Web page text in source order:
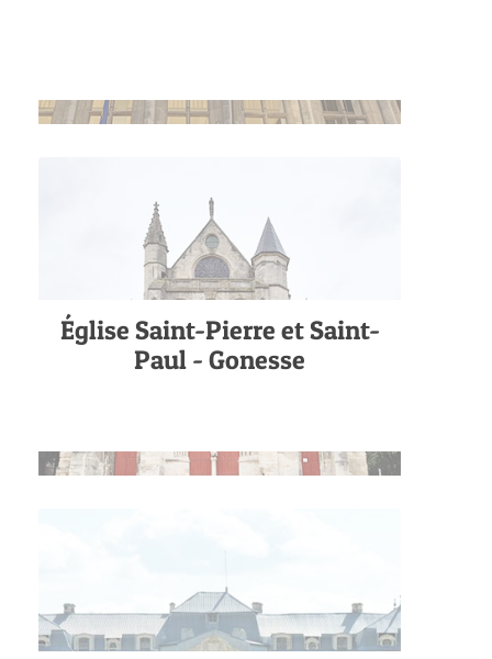
Église Saint-Pierre et Saint-
Paul - Gonesse